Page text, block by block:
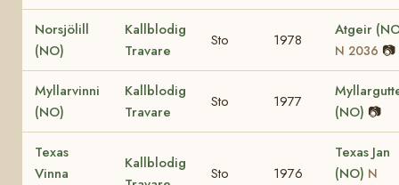
Norsjölill
(NO)
Kallblodig
Travare
Sto 1978
Atgeir
N 2036 📷
Myllarvinni
(NO)
Kallblodig
Travare
Sto 1977
(NO) 📷
Texas
Vinna
Kallblodig
Sto 1976
Texas Jan
(NO) N